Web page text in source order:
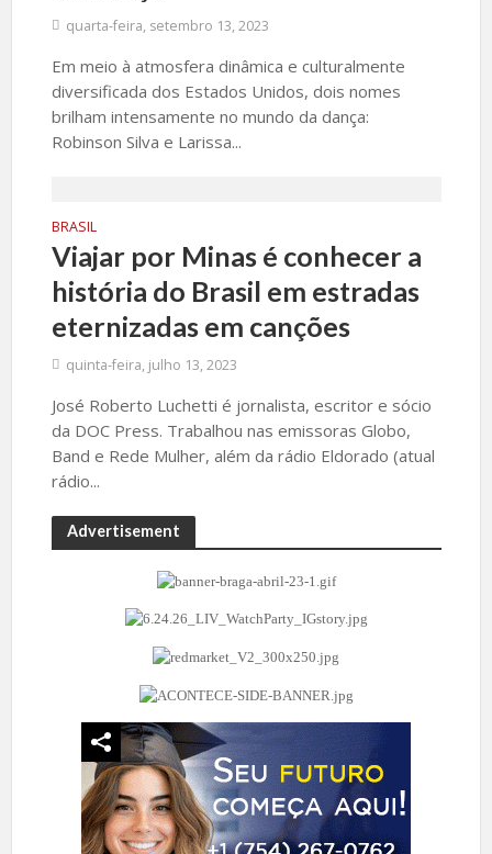
quarta-feira, setembro 13, 2023
Em meio à atmosfera dinâmica e culturalmente
diversificada dos Estados Unidos, dois nomes
brilham intensamente no mundo da dança:
Robinson Silva e Larissa...
BRASIL
Viajar por Minas é conhecer a
história do Brasil em estradas
eternizadas em canções
quinta-feira, julho 13, 2023
José Roberto Luchetti é jornalista, escritor e sócio
da DOC Press. Trabalhou nas emissoras Globo,
Band e Rede Mulher, além da rádio Eldorado (atual
rádio...
Advertisement